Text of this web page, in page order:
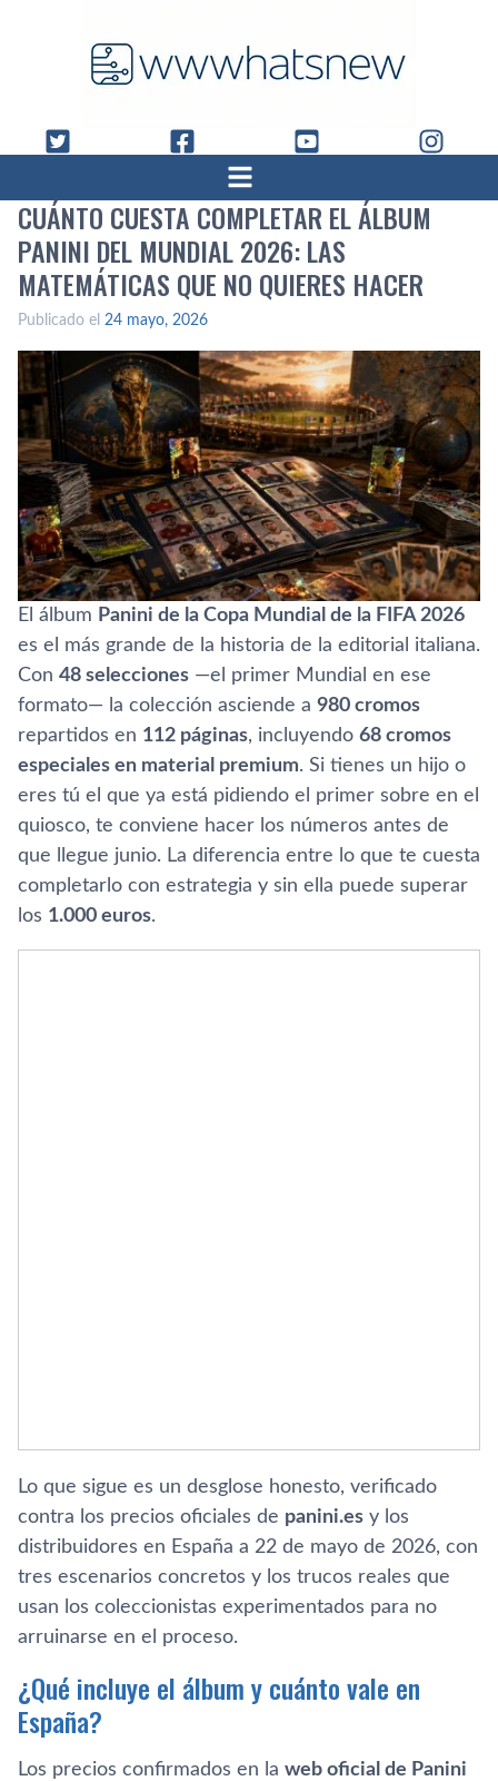
CUÁNTO CUESTA COMPLETAR EL ÁLBUM
PANINI DEL MUNDIAL 2026: LAS
MATEMÁTICAS QUE NO QUIERES HACER
Publicado el 24 mayo, 2026
El álbum Panini de la Copa Mundial de la FIFA 2026
es el más grande de la historia de la editorial italiana.
Con 48 selecciones —el primer Mundial en ese
formato— la colección asciende a 980 cromos
repartidos en 112 páginas, incluyendo 68 cromos
especiales en material premium. Si tienes un hijo o
eres tú el que ya está pidiendo el primer sobre en el
quiosco, te conviene hacer los números antes de
que llegue junio. La diferencia entre lo que te cuesta
completarlo con estrategia y sin ella puede superar
los 1.000 euros.
Lo que sigue es un desglose honesto, verificado
contra los precios oficiales de panini.es y los
distribuidores en España a 22 de mayo de 2026, con
tres escenarios concretos y los trucos reales que
usan los coleccionistas experimentados para no
arruinarse en el proceso.
¿Qué incluye el álbum y cuánto vale en
España?
Los precios confirmados en la web oficial de Panini